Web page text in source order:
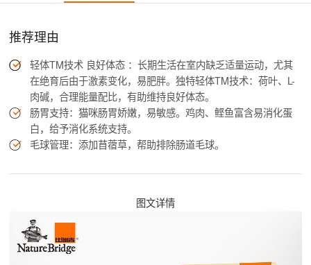
推荐理由
轻体TM技术 良好体态 ：长期生活在室内缺乏适量运动，尤其
在绝育后由于激素变化，易肥胖。独特轻体TM技术：荷叶、L-
肉碱，合理能量配比，有助维持良好体态。
肠胃支持：猫咪肠胃娇嫩，易敏感。鸡肉、鲣鱼富含易消化蛋
白，给予消化系统支持。
毛球管理：添加苜蓿草，帮助排除肠道毛球。
图文详情